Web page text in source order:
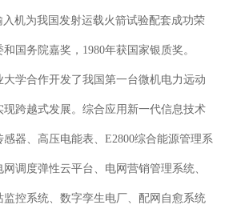
入机为我国发射运载火箭试验配套成功荣
国务院嘉奖，1980年获国家银质奖。
大学合作开发了我国第一台微机电力远动
跨越式发展。综合应用新一代信息技术
器、高压电能表、E2800综合能源管理系
调度弹性云平台、电网营销管理系统、
监控系统、数字孪生电厂、配网自愈系统